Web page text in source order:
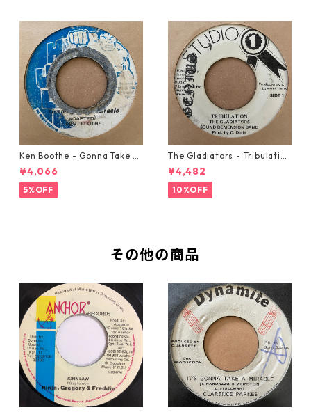
Ken Boothe - Gonna Take A
Miracle【7-21362】
¥4,066
5%OFF
The Gladiators - Tribulation
【7-21365】
¥4,482
10%OFF
その他の商品